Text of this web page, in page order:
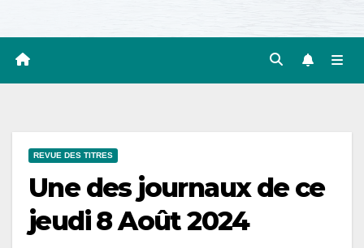
REVUE DES TITRES
Une des journaux de ce
jeudi 8 Août 2024